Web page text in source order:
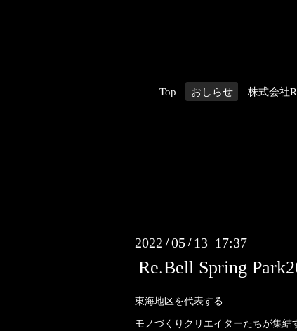
Top おしらせ 株式会社
2022 /05 / 13 17:37
Re.Bell Spring
東海地区を代表する
モノづくりクリエイターたちが集結